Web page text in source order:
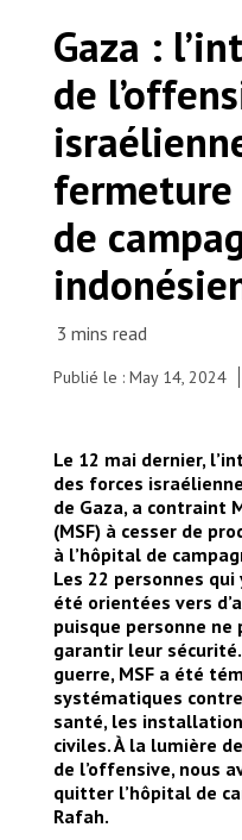
Les États négligent
personnes civiles et
de guerre
Urgence Ebola
Séismes au
de MSF
Dons des
Partenariat
MSF l'entrepôt. Un
Les Amis de MSF
Travailler avec
Travailler à
Travailler au
Nous recrutons :
technique
Gaza :
de
fermeture
de
Publié le : May 14, 2024
Le 12 mai dernier,
des forces
de Gaza, a contraint
(MSF) à cesser de
à l’hôpital de
Les 22 personnes
été orientées vers
puisque personne
garantir leur
guerre, MSF a été
systématiques
santé, les
civiles. À la lumière
de l’offensive, nous
quitter l’hôpital de
Rafah.